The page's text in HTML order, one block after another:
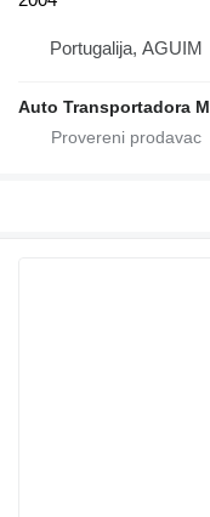
Portugalija, AGUIM
Auto Transportadora